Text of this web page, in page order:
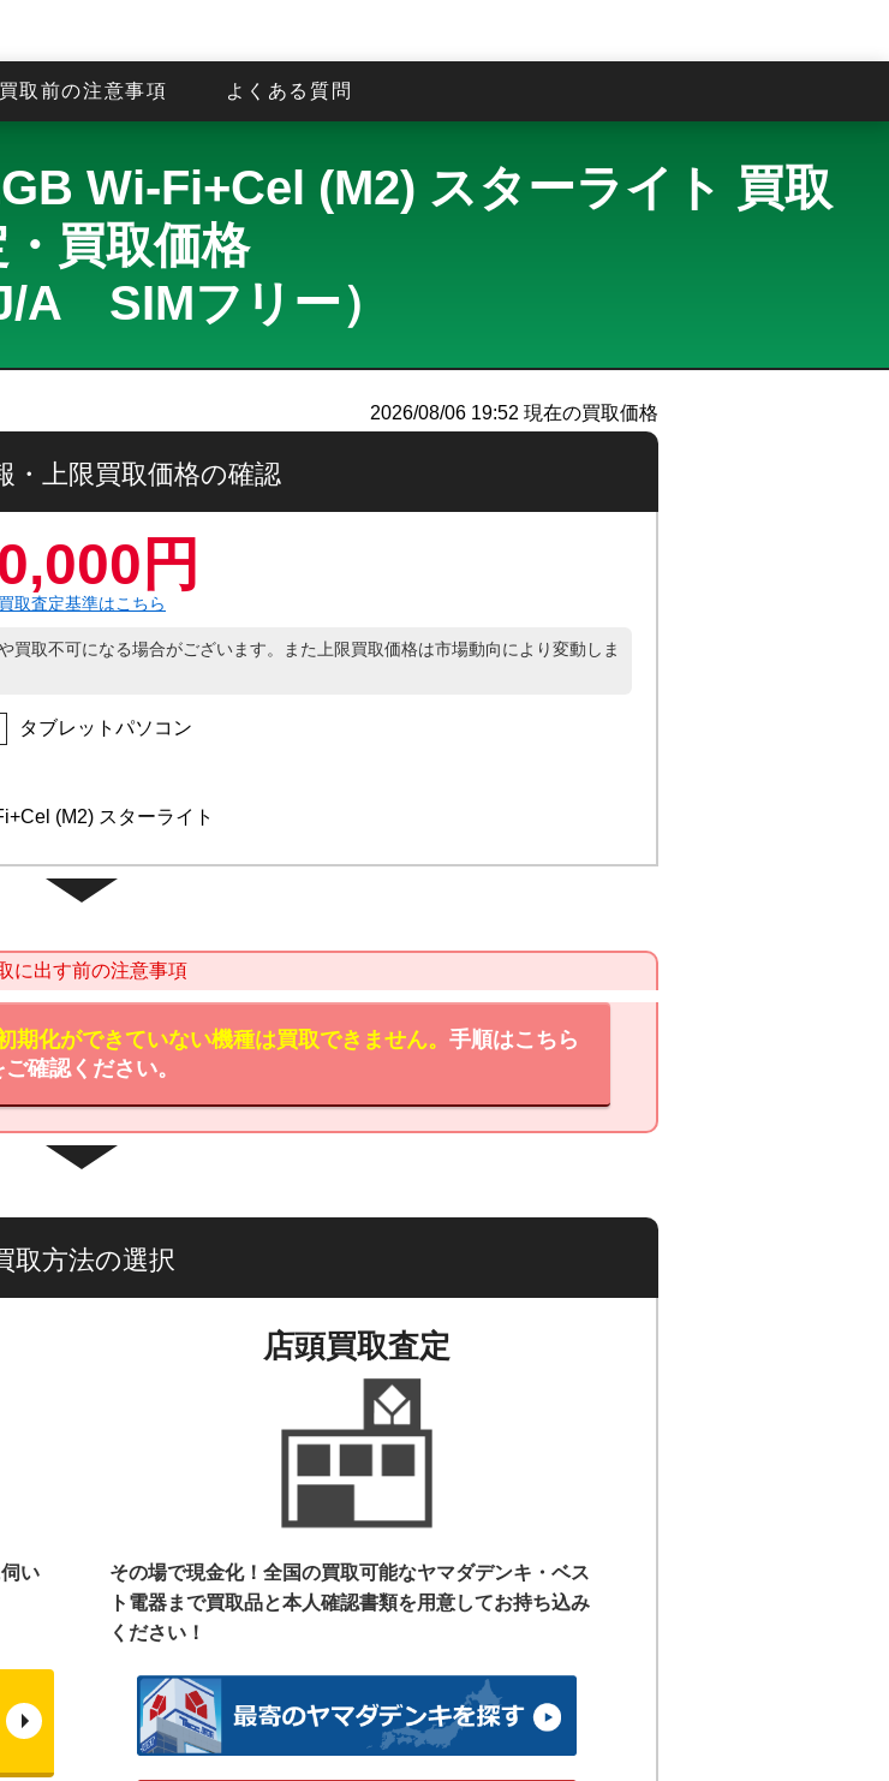
買取前の注意事項 よくある質問
Wi-Fi+Cel (M2) スターライト 買取
買取価格
A SIMフリー）
2026/08/06 19:52 現在の買取価格
・上限買取価格の確認
円
買取査定基準はこちら
取不可になる場合がございます。また上限買取価格は市場動向により変動しま
タブレットパソコン
(M2) スターライト
に出す前の注意事項
化ができていない機種は買取できません。 手順はこちら
ご確認ください。
取方法の選択
い
店頭買取査定
その場で現金化！全国の買取可能なヤマダデンキ・ベス
ト電器まで買取品と本人確認書類を用意してお持ち込み
ください！